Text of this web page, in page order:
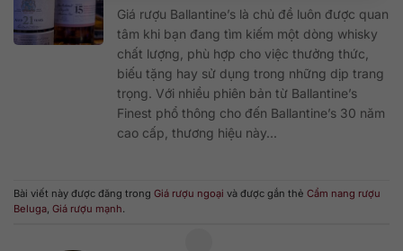
Giá rượu Ballantine’s là chủ đề luôn được quan
tâm khi bạn đang tìm kiếm một dòng whisky
chất lượng, phù hợp cho việc thưởng thức,
biếu tặng hay sử dụng trong những dịp trang
trọng. Với nhiều phiên bản từ Ballantine’s
Finest phổ thông cho đến Ballantine’s 30 năm
cao cấp, thương hiệu này...
Bài viết này được đăng trong Giá rượu ngoại và được gắn thẻ Cẩm nang rượu
Beluga, Giá rượu mạnh.